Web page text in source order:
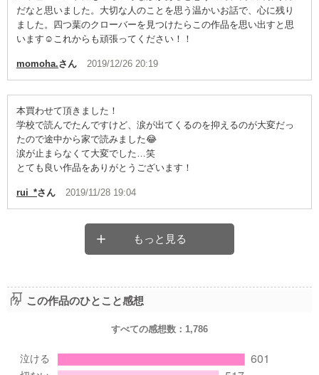
だなと思いました。大切な人のことを思う温かいお話で、心に残り
ました。四つ葉のクローバーを見つけたらこの作品を思い出すと思
います☺️これからも頑張ってください！！
momoha.さん 2019/12/26 20:19
本買わせて頂きました！
学校で読んでたんですけど、涙が出てくるのを抑えるのが大変だっ
たので途中から家で読みました😂
涙が止まらなくて大変でした…笑
とても良い作品をありがとうございます！
rui_*さん 2019/11/28 19:04
もっと見る
この作品のひとこと感想
すべての感想数： 1,786